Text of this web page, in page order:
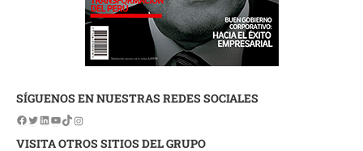
SÍGUENOS EN NUESTRAS REDES SOCIALES
VISITA OTROS SITIOS DEL GRUPO